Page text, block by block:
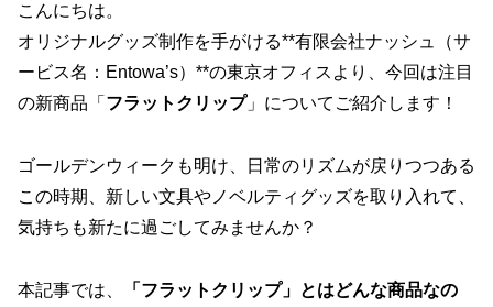
こんにちは。
オリジナルグッズ制作を手がける**有限会社ナッシュ（サ
ービス名：Entowa’s）**の東京オフィスより、今回は注目
の新商品「 フラットクリップ」についてご紹介します！
ゴールデンウィークも明け、日常のリズムが戻りつつある
この時期、新しい文具やノベルティグッズを取り入れて、
気持ちも新たに過ごしてみませんか？
本記事では、
「フラットクリップ」とはどんな商品なの